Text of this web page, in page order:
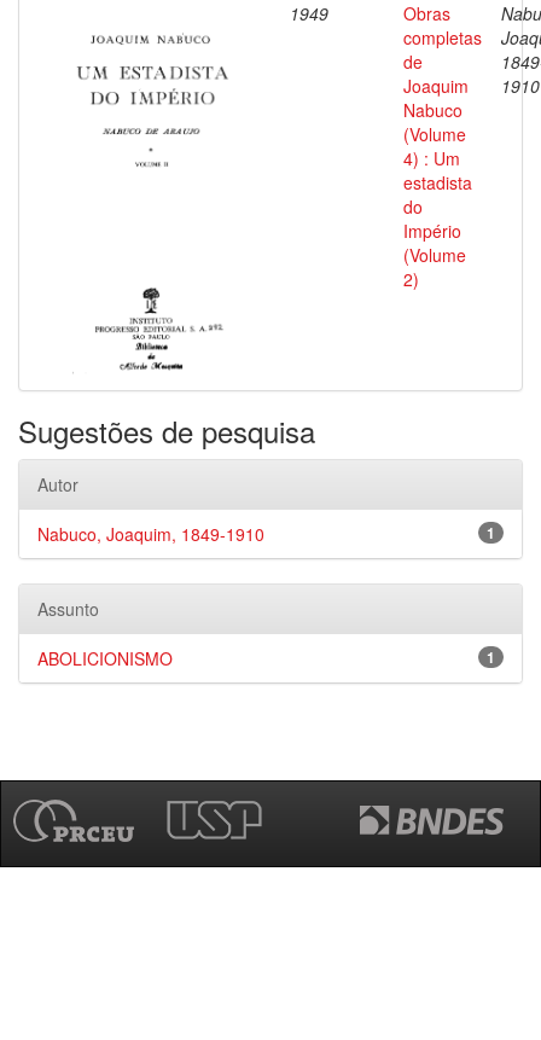
1949
Obras
completas
de
Joaquim
Nabuco
(Volume
4) : Um
estadista
do
Império
(Volume
2)
1910
Sugestões de pesquisa
Autor
1
Nabuco, Joaquim, 1849-1910
Assunto
1
ABOLICIONISMO